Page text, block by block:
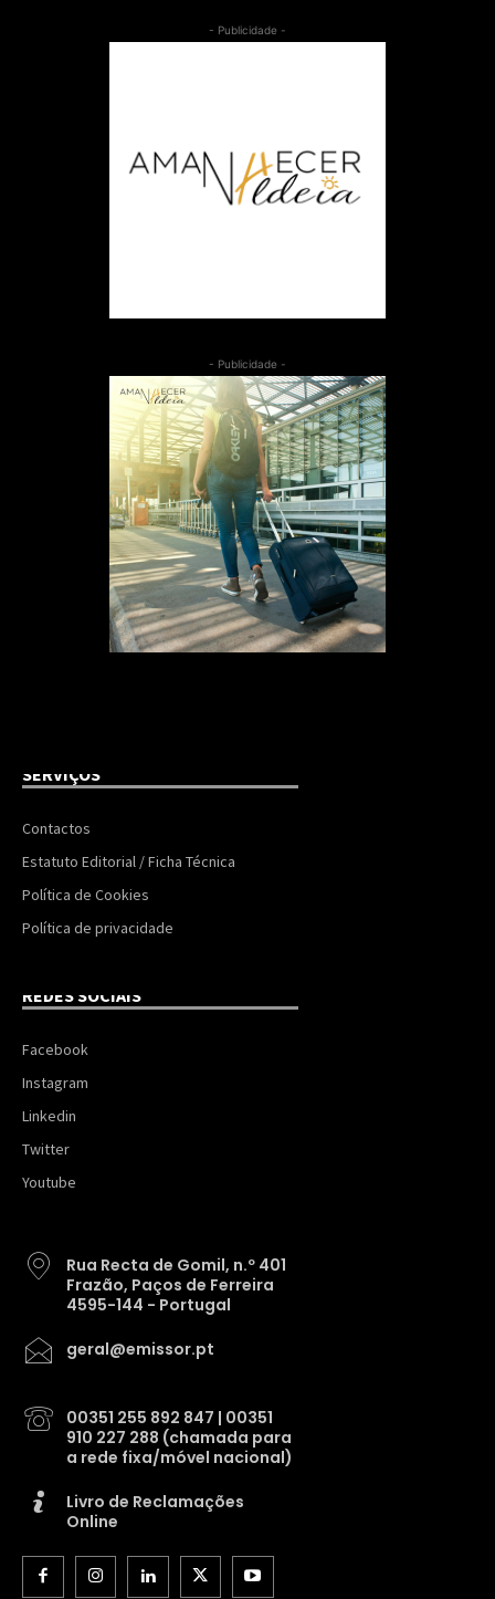
- Publicidade -
- Publicidade -
SERVIÇOS
Contactos
Estatuto Editorial / Ficha Técnica
Política de Cookies
Política de privacidade
REDES SOCIAIS
Facebook
Instagram
Linkedin
Twitter
Youtube
Rua Recta de Gomil, n.º 401
Frazão, Paços de Ferreira
4595-144 - Portugal
geral@emissor.pt
00351 255 892 847 | 00351
910 227 288 (chamada para
a rede fixa/móvel nacional)
Livro de Reclamações
Online